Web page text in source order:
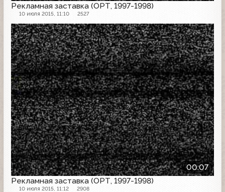
Рекламная заставка (ОРТ, 1997-1998)
10 июля 2015, 11:10 2527
00:07
Рекламная заставка (ОРТ, 1997-1998)
10 июля 2015, 11:12 2908
Рекламная заставка